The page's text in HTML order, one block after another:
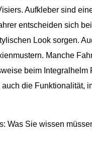
Aufkleber sind
entscheiden sich
Look sorgen.
Manche
beim
die